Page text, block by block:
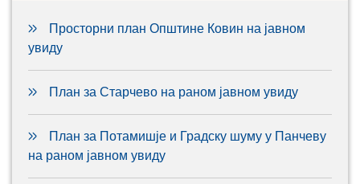
Просторни план Општине Ковин на јавном
увиду
План за Старчево на раном јавном увиду
План за Потамишје и Градску шуму у Панчеву
на раном јавном увиду